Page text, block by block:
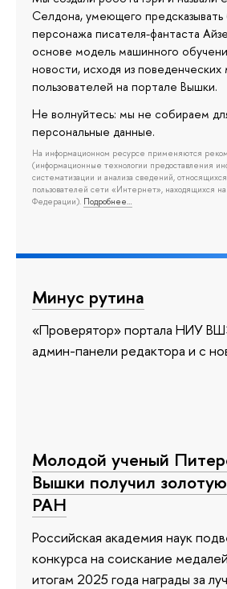
Селдона, умеющего
персонажа писателя-фантаста
основе модель машинного
новости, исходя из поведенческих
пользователей на портале Вышки.
Не волнуйтесь: мы не собираем
персональные данные.
На информационном ресурсе применяются
(информационные технологии предоставления
систематизации и анализа сведений,
пользователей сети «Интернет», находящихся
Федерации). Подробнее…
Минус рутина
«Проверятор» портала НИУ
админ-панели редактора и с
Молодой ученый
Вышки получил
РАН
Российская академия наук
конкурса на соискание
итогам 2025 года награды за